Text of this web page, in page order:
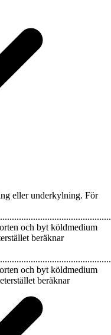
eller underkylning. För
och byt köldmedium
beräknar
och byt köldmedium
beräknar